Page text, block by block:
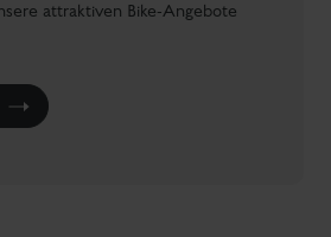
attraktiven Bike-Angebote